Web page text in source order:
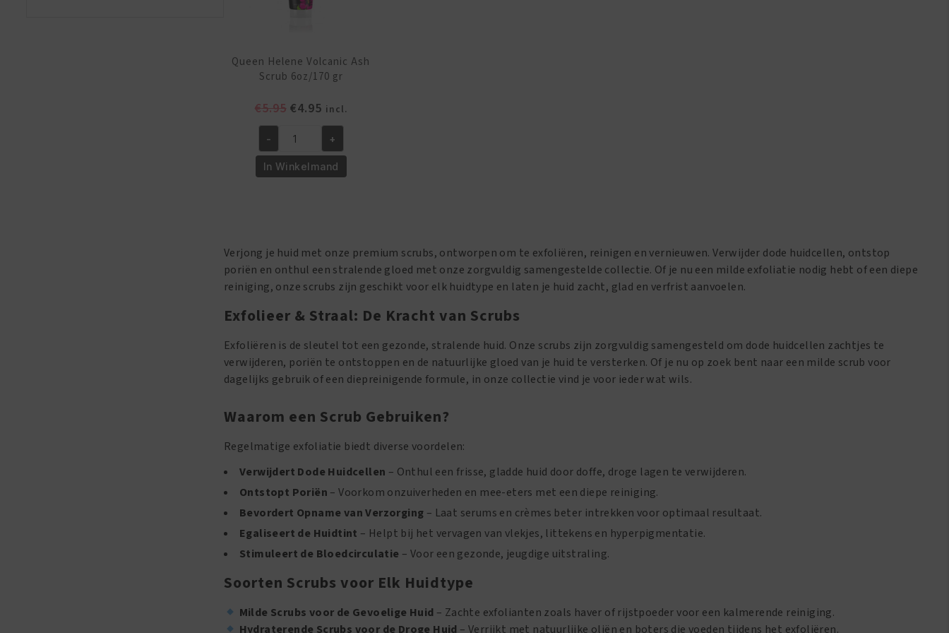
Queen Helene Volcanic Ash
Scrub 6oz/170 gr
€5.95 Oorspronkelijke
was:
€5.95.
€4.95Huidige
prijs
is:
€4.95.
incl.
Helene
Volcanic
gr
aantal
- +
In Winkelmand
Verjong je huid met onze premium scrubs, ontworpen om te exfoliëren, reinigen en vernieuwen. Verwijder dode huidcellen, ontstop
poriën en onthul een stralende gloed met onze zorgvuldig samengestelde collectie. Of je nu een milde exfoliatie nodig hebt of een diepe
reiniging, onze scrubs zijn geschikt voor elk huidtype en laten je huid zacht, glad en verfrist aanvoelen.
Exfolieer & Straal: De Kracht van Scrubs
Exfoliëren is de sleutel tot een gezonde, stralende huid. Onze scrubs zijn zorgvuldig samengesteld om dode huidcellen zachtjes te
verwijderen, poriën te ontstoppen en de natuurlijke gloed van je huid te versterken. Of je nu op zoek bent naar een milde scrub voor
dagelijks gebruik of een diepreinigende formule, in onze collectie vind je voor ieder wat wils.
Waarom een Scrub Gebruiken?
Regelmatige exfoliatie biedt diverse voordelen:
Verwijdert Dode Huidcellen – Onthul een frisse, gladde huid door doffe, droge lagen te verwijderen.
Ontstopt Poriën – Voorkom onzuiverheden en mee-eters met een diepe reiniging.
Bevordert Opname van Verzorging – Laat serums en crèmes beter intrekken voor optimaal resultaat.
Egaliseert de Huidtint – Helpt bij het vervagen van vlekjes, littekens en hyperpigmentatie.
Stimuleert de Bloedcirculatie – Voor een gezonde, jeugdige uitstraling.
Soorten Scrubs voor Elk Huidtype
Milde Scrubs voor de Gevoelige Huid – Zachte exfolianten zoals haver of rijstpoeder voor een kalmerende reiniging.
Hydraterende Scrubs voor de Droge Huid – Verrijkt met natuurlijke oliën en boters die voeden tijdens het exfoliëren.